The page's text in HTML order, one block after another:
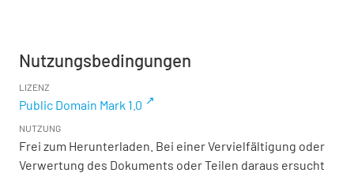
Nutzungsbedingungen
LIZENZ
Public Domain Mark 1.0
NUTZUNG
Frei zum Herunterladen. Bei einer Vervielfältigung oder
Verwertung des Dokuments oder Teilen daraus ersucht